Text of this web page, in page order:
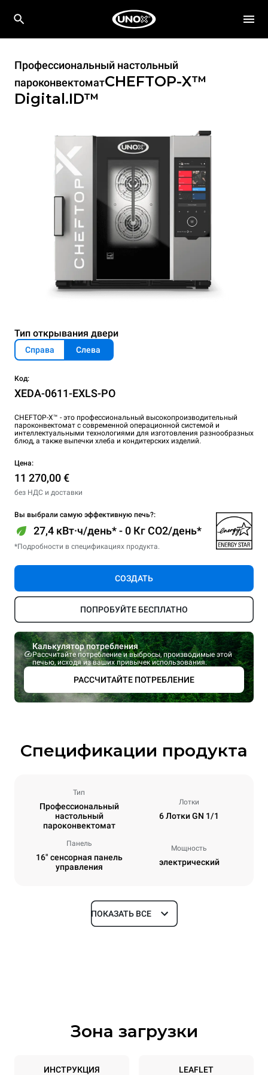
Профессиональный настольный
пароконвектоматCHEFTOP-X™
Digital.ID™
Тип открывания двери
Справа Слева
Код:
XEDA-0611-EXLS-PO
CHEFTOP-X™ - это профессиональный высокопроизводительный
пароконвектомат с современной операционной системой и
интеллектуальными технологиями для изготовления разнообразных
блюд, а также выпечки хлеба и кондитерских изделий.
Цена:
11 270,00 €
без НДС и доставки
Вы выбрали самую эффективную печь?:
27,4 кВт·ч/день* - 0 Кг CO2/день*
*Подробности в спецификациях продукта.
СОЗДАТЬ
ПОПРОБУЙТЕ БЕСПЛАТНО
Калькулятор потребления
Рассчитайте потребление и выбросы, производимые этой
печью, исходя из ваших привычек использования.
РАССЧИТАЙТЕ ПОТРЕБЛЕНИЕ
Спецификации продукта
Тип
Профессиональный
настольный
пароконвектомат
Лотки
6 Лотки GN 1/1
Панель
16" сенсорная панель
управления
Мощность
электрический
Размеры
Спецификации противней
6 GN 1/1
ПОКАЗАТЬ ВСЕ
Зона загрузки
ИНСТРУКЦИЯ
LEAFLET